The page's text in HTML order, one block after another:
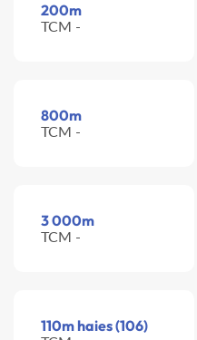
200m
TCM -
800m
TCM -
3 000m
TCM -
110m haies (106)